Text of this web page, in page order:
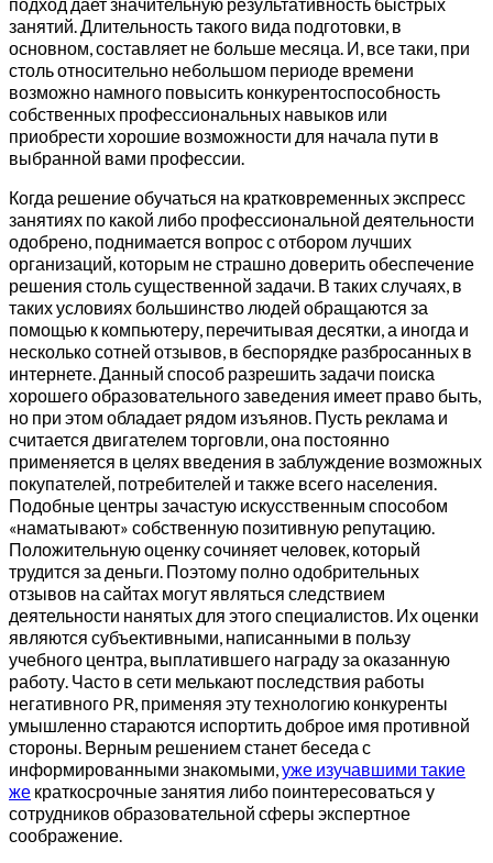
подход дает значительную результативность быстрых
занятий. Длительность такого вида подготовки, в
основном, составляет не больше месяца. И, все таки, при
столь относительно небольшом периоде времени
возможно намного повысить конкурентоспособность
собственных профессиональных навыков или
приобрести хорошие возможности для начала пути в
выбранной вами профессии.
Когда решение обучаться на кратковременных экспресс
занятиях по какой либо профессиональной деятельности
одобрено, поднимается вопрос с отбором лучших
организаций, которым не страшно доверить обеспечение
решения столь существенной задачи. В таких случаях, в
таких условиях большинство людей обращаются за
помощью к компьютеру, перечитывая десятки, а иногда и
несколько сотней отзывов, в беспорядке разбросанных в
интернете. Данный способ разрешить задачи поиска
хорошего образовательного заведения имеет право быть,
но при этом обладает рядом изъянов. Пусть реклама и
считается двигателем торговли, она постоянно
применяется в целях введения в заблуждение возможных
покупателей, потребителей и также всего населения.
Подобные центры зачастую искусственным способом
«наматывают» собственную позитивную репутацию.
Положительную оценку сочиняет человек, который
трудится за деньги. Поэтому полно одобрительных
отзывов на сайтах могут являться следствием
деятельности нанятых для этого специалистов. Их оценки
являются субъективными, написанными в пользу
учебного центра, выплатившего награду за оказанную
работу. Часто в сети мелькают последствия работы
негативного PR, применяя эту технологию конкуренты
умышленно стараются испортить доброе имя противной
стороны. Верным решением станет беседа с
информированными знакомыми,уже изучавшими такие
же краткосрочные занятия либо поинтересоваться у
сотрудников образовательной сферы экспертное
соображение.